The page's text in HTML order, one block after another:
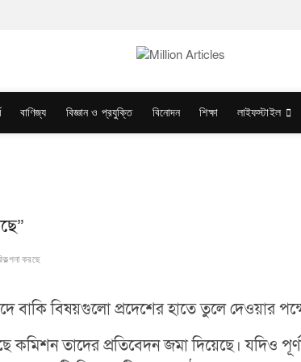
বাণিজ্য বিজ্ঞান ও প্রযুক্তি বিনোদন শিক্ষা লাইফস্টাইল
করছে
বাকি বিষয়গুলো প্রদেশের হাতে তুলে দেওয়ার
তাদের প্রতিবেদন জমা দিয়েছে। যদিও